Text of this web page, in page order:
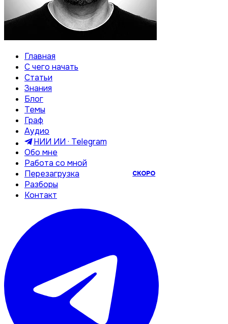
Главная
С чего начать
Статьи
Знания
Блог
Темы
Граф
Аудио
НИИ ИИ · Telegram
Обо мне
Работа со мной
Перезагрузка
СКОРО
Разборы
Контакт